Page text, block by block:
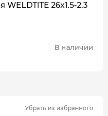
26x1.5-2.3
В наличии
Убрать из избранного